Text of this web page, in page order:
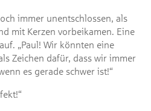
immer unentschlossen, als
mit Kerzen vorbeikamen. Eine
„Paul! Wir könnten eine
Zeichen dafür, dass wir immer
es gerade schwer ist!“